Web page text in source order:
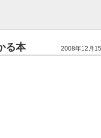
る本 2008年12月